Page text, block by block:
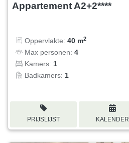
Appartement A2+2****
Oppervlakte: 40 m2
Max personen: 4
Kamers: 1
Badkamers: 1
PRIJSLIJST KALENDER